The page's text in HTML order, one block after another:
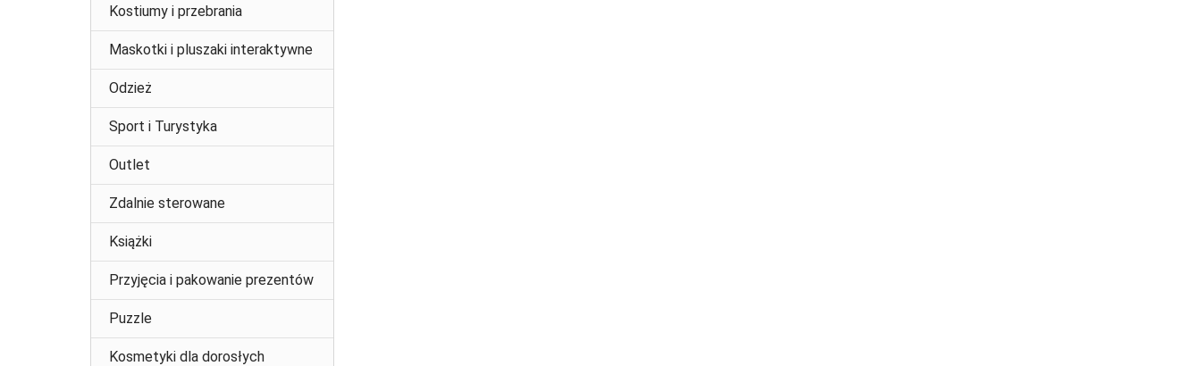
Kostiumy i przebrania
Maskotki i pluszaki interaktywne
Odzież
Sport i Turystyka
Outlet
Zdalnie sterowane
Książki
Przyjęcia i pakowanie prezentów
Puzzle
Kosmetyki dla dorosłych